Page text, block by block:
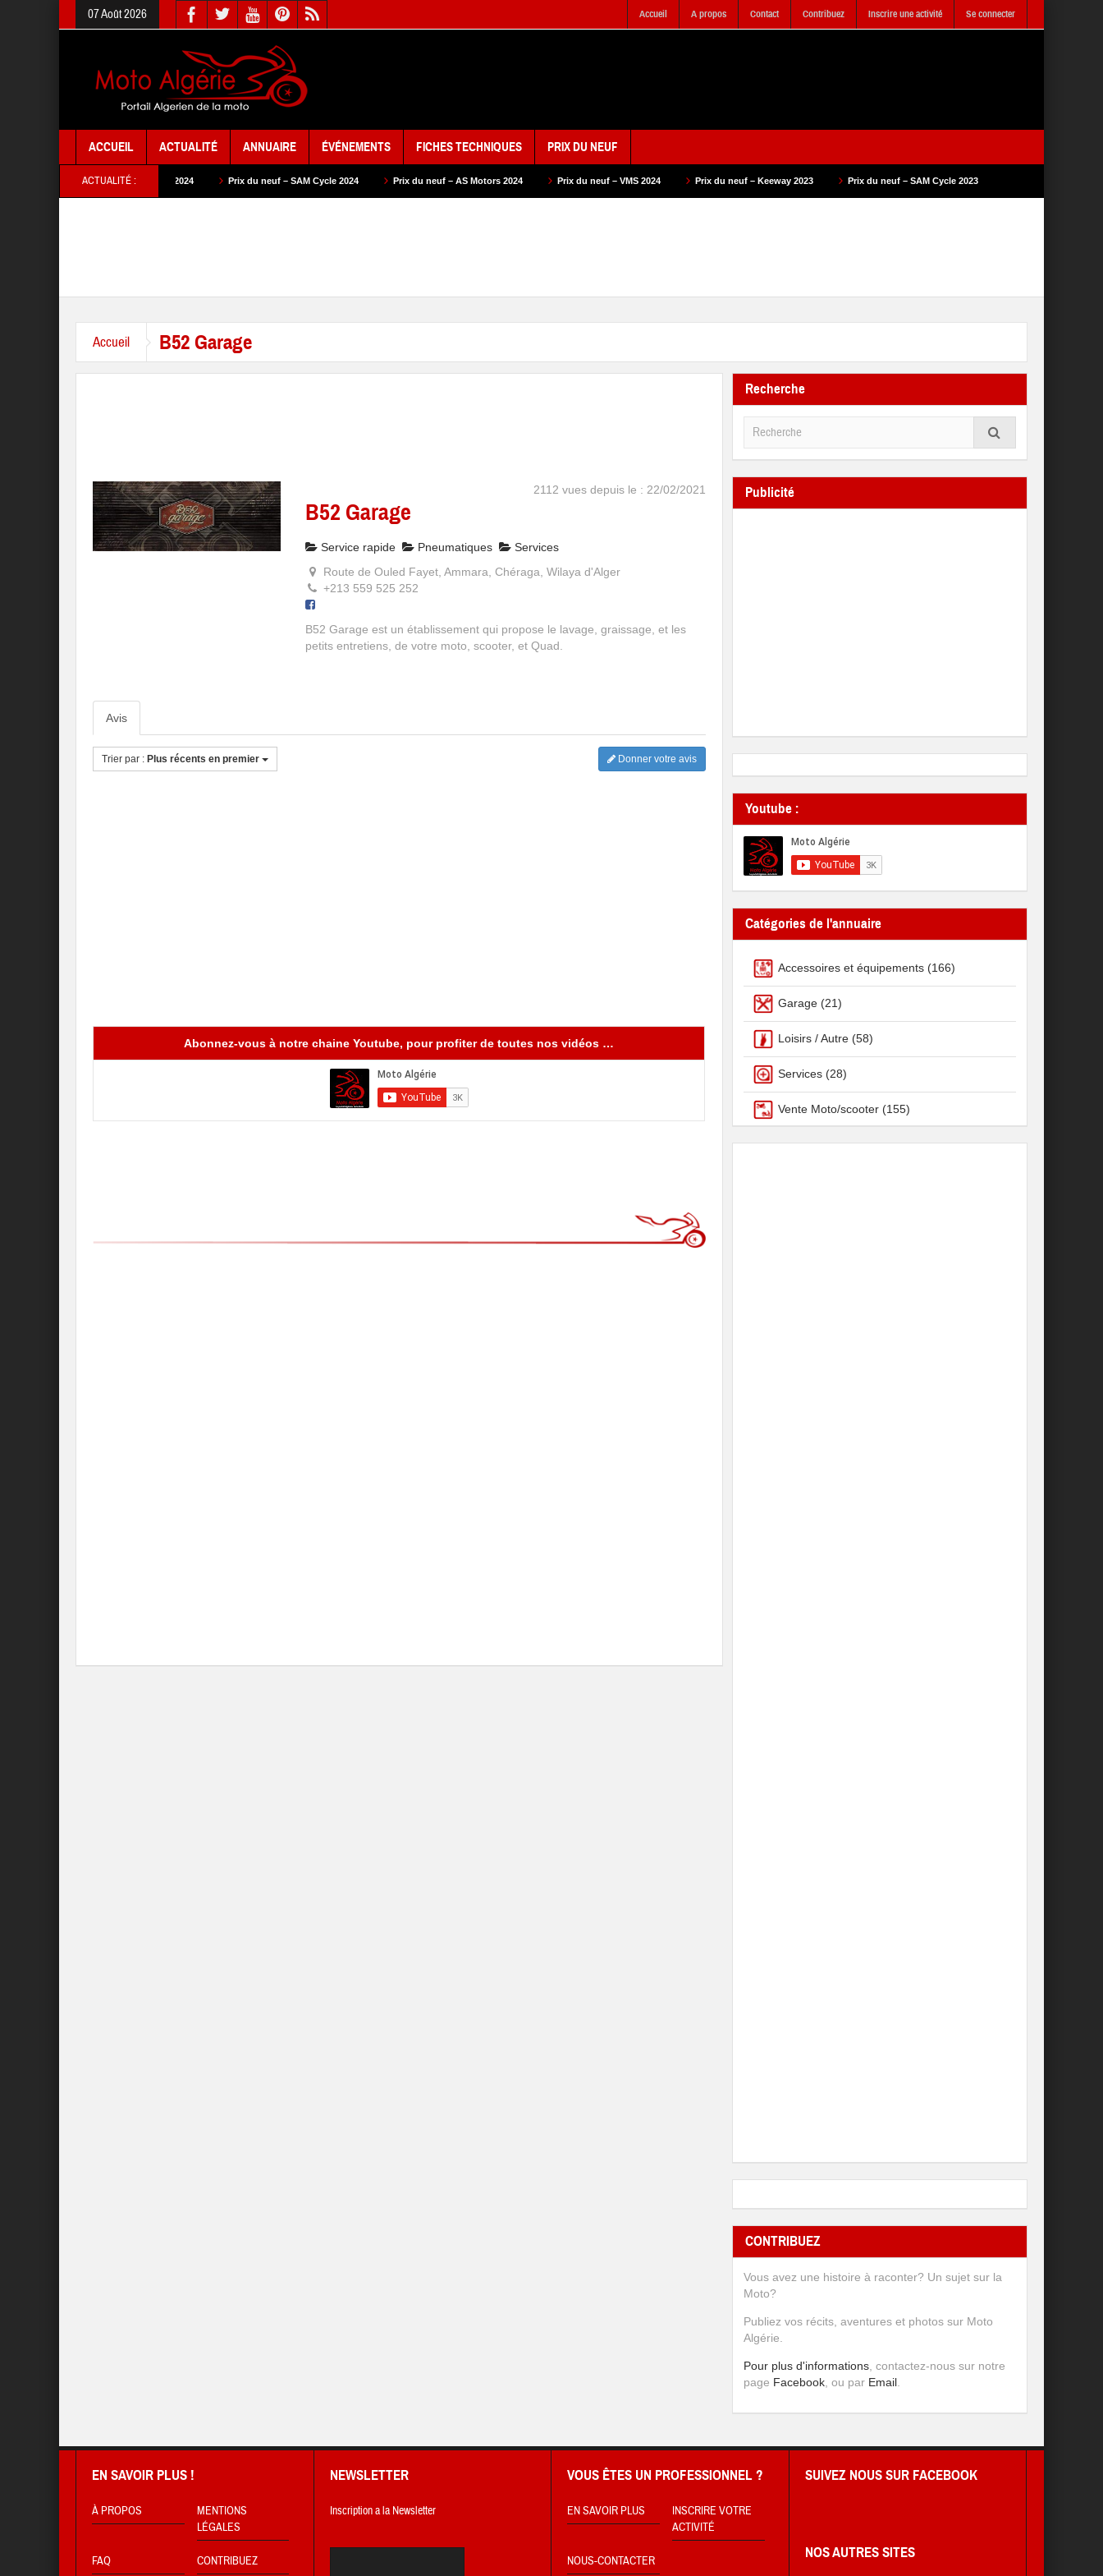
07 Août 2026 Accueil A propos Contact Contribuez Inscrire une activité Se connecter
ACCUEIL ACTUALITÉ ANNUAIRE ÉVÉNEMENTS FICHES TECHNIQUES PRIX DU NEUF
ACTUALITÉ :
du neuf – BMW Motorrad 2024 Prix du neuf – SAM Cycle 2024 Prix du neuf – AS Motors 2024 Prix du neuf – VMS 2024 Prix du neuf – Keeway 2023 Prix du neuf – SAM Cycle 2023
Accueil B52 Garage
2112 vues depuis le : 22/02/2021
B52 Garage
Service rapide Pneumatiques
Services
Route de Ouled Fayet, Ammara, Chéraga, Wilaya d'Alger
+213 559 525 252
B52 Garage est un établissement qui propose le lavage, graissage, et les
petits entretiens, de votre moto, scooter, et Quad.
Avis
Trier par : Plus récents en premier Donner votre avis
Abonnez-vous à notre chaine Youtube, pour profiter de toutes nos vidéos …
Recherche
Publicité
Youtube :
Catégories de l'annuaire
Accessoires et équipements (166)
Garage (21)
Loisirs / Autre (58)
Services (28)
Vente Moto/scooter (155)
CONTRIBUEZ
Vous avez une histoire à raconter? Un sujet sur la
Moto?
Publiez vos récits, aventures et photos sur Moto
Algérie.
Pour plus d'informations , contactez-nous sur notre
page Facebook , ou par Email
EN SAVOIR PLUS !
À PROPOS
MENTIONS
LÉGALES
FAQ CONTRIBUEZ
NEWSLETTER
Inscription a la Newsletter
VOUS ÊTES UN PROFESSIONNEL ?
EN SAVOIR PLUS
INSCRIRE VOTRE
ACTIVITÉ
NOUS-CONTACTER
SUIVEZ NOUS SUR FACEBOOK
NOS AUTRES SITES